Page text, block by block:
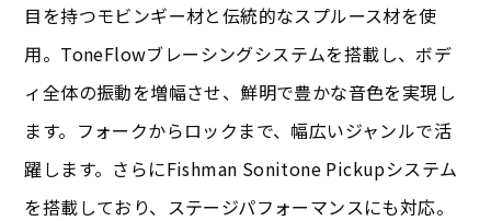
目を持つモビンギー材と伝統的なスプルース材を使
用。ToneFlowブレーシングシステムを搭載し、ボデ
ィ全体の振動を増幅させ、鮮明で豊かな音色を実現し
ます。フォークからロックまで、幅広いジャンルで活
躍します。さらにFishman Sonitone Pickupシステム
を搭載しており、ステージパフォーマンスにも対応。